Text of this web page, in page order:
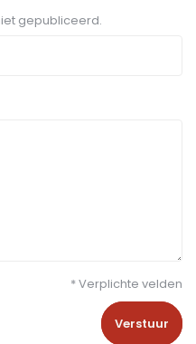
gepubliceerd.
* Verplichte velden
Verstuur